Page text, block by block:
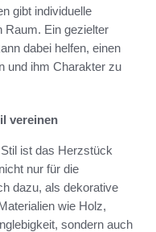
gibt individuelle
Raum. Ein gezielter
dabei helfen, einen
und ihm Charakter zu
vereinen
ist das Herzstück
nur für die
dazu, als dekorative
wie Holz,
sondern auch